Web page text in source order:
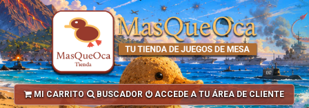
MI CARRITO BUSCADOR ACCEDE A TU ÁREA DE CLIENTE